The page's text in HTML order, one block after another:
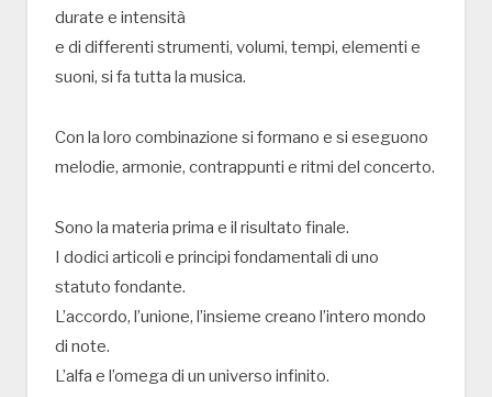
durate e intensità
e di differenti strumenti, volumi, tempi, elementi e
suoni, si fa tutta la musica.
Con la loro combinazione si formano e si eseguono
melodie, armonie, contrappunti e ritmi del concerto.
Sono la materia prima e il risultato finale.
I dodici articoli e principi fondamentali di uno
statuto fondante.
L’accordo, l’unione, l’insieme creano l’intero mondo
di note.
L’alfa e l’omega di un universo infinito.